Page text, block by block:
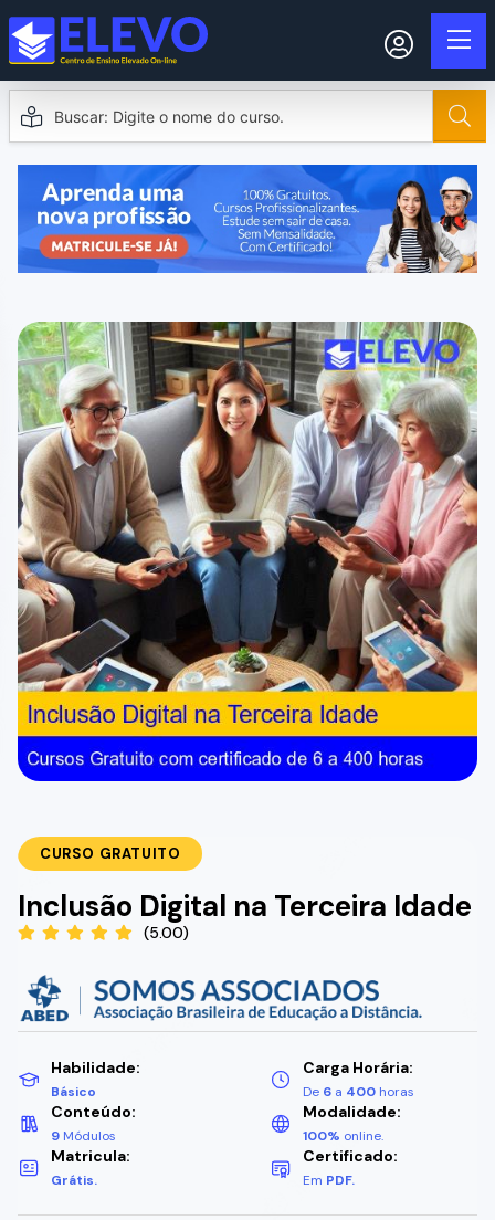
CURSO GRATUITO
Inclusão Digital na Terceira Idade
(5.00)
Habilidade:
Básico
Carga Horária:
De 6 a 400 horas
Conteúdo:
9 Módulos
Modalidade:
100% online.
Matricula:
Grátis.
Certificado:
Em PDF.